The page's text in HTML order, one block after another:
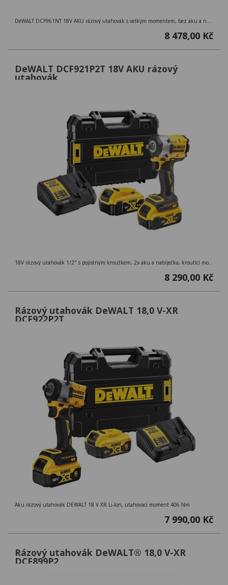
DeWALT DCF961NT 18V AKU rázový utahovák s velkým momentem, bez aku a nabíječky v kufru TSTAK
8 478,00 Kč
DeWALT DCF921P2T 18V AKU rázový
utahovák
18V rázový utahovák 1/2" s pojistným kroužkem, 2x aku a nabíječka, kroutící moment 406 Nm, kufr Tstak
8 290,00 Kč
Rázový utahovák DeWALT 18,0 V-XR
DCF922P2T
Aku rázový utahovák DEWALT 18 V XR Li-Ion, utahovací moment 406 Nm
7 990,00 Kč
Rázový utahovák DeWALT® 18,0 V-XR
DCF899P2